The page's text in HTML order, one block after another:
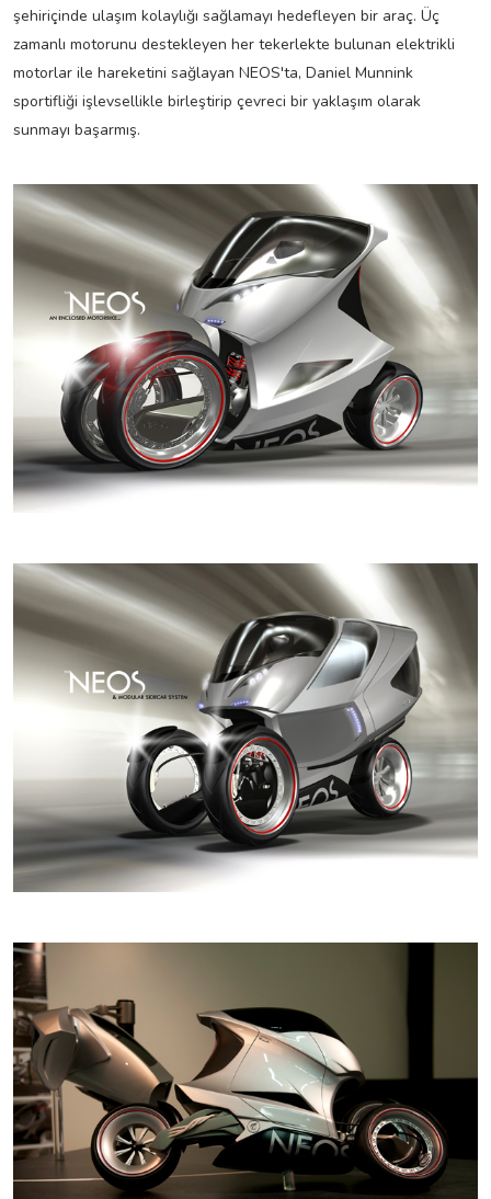
şehiriçinde ulaşım kolaylığı sağlamayı hedefleyen bir araç. Üç
zamanlı motorunu destekleyen her tekerlekte bulunan elektrikli
motorlar ile hareketini sağlayan NEOS'ta, Daniel Munnink
sportifliği işlevsellikle birleştirip çevreci bir yaklaşım olarak
sunmayı başarmış.